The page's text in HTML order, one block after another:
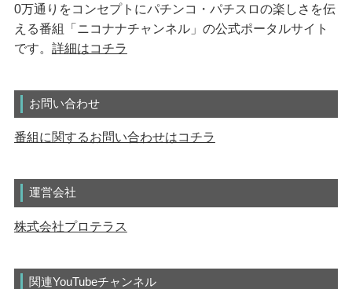
0万通りをコンセプトにパチンコ・パチスロの楽しさを伝
える番組「ニコナナチャンネル」の公式ポータルサイト
です。 詳細はコチラ
お問い合わせ
番組に関するお問い合わせはコチラ
運営会社
株式会社プロテラス
関連YouTubeチャンネル